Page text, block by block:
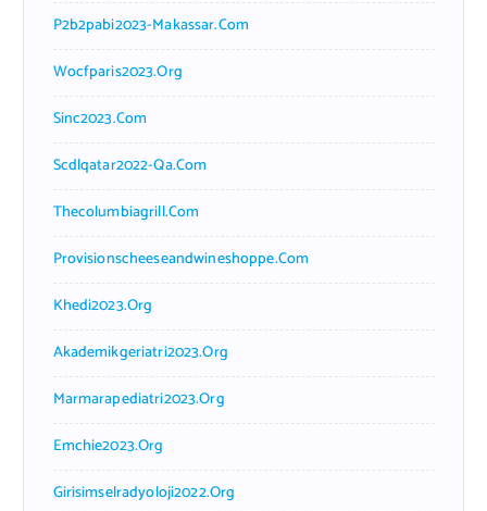
P2b2pabi2023-Makassar.com
Wocfparis2023.org
Sinc2023.com
Scdlqatar2022-Qa.com
Thecolumbiagrill.com
Provisionscheeseandwineshoppe.com
Khedi2023.org
Akademikgeriatri2023.org
Marmarapediatri2023.org
Emchie2023.org
Girisimselradyoloji2022.org